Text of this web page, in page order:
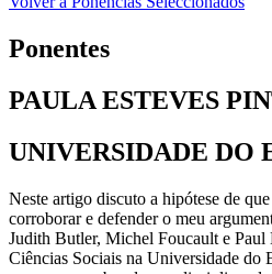
Ponentes
PAULA ESTEVES
UNIVERSIDADE DO
Neste artigo discuto a hipótese de
corroborar e defender o meu
Judith Butler, Michel Foucault e Paul
Ciências Sociais na Universidade do